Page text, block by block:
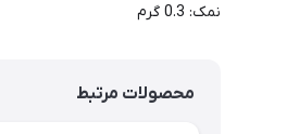
نمک: 0.3 گرم
محصولات مرتبط